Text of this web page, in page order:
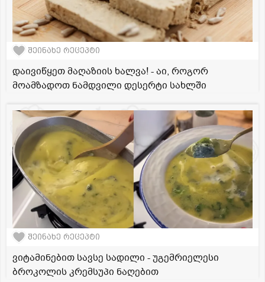
შეინახე რეცეპტი
დაივიწყეთ მაღაზიის ხალვა! - აი, როგორ
მოამზადოთ ნამდვილი დესერტი სახლში
შეინახე რეცეპტი
ვიტამინებით სავსე სადილი - უგემრიელესი
ბროკოლის კრემსუპი ნაღებით